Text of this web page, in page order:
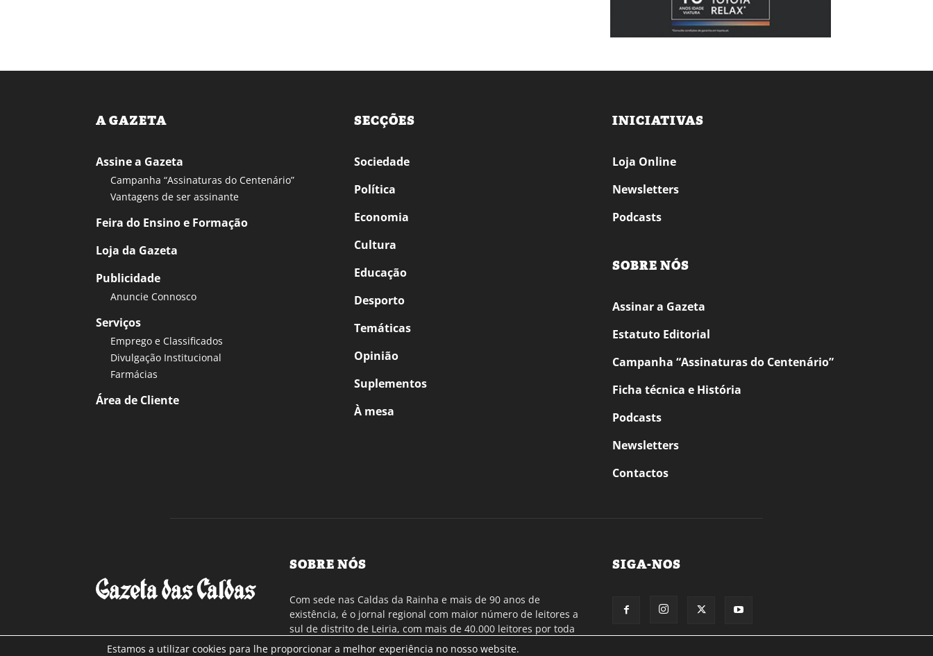
A GAZETA
Assine a Gazeta
Campanha “Assinaturas do Centenário”
Vantagens de ser assinante
Feira do Ensino e Formação
Loja da Gazeta
Publicidade
Anuncie Connosco
Serviços
Emprego e Classificados
Divulgação Institucional
Farmácias
Área de Cliente
SECÇÕES
Sociedade
Política
Economia
Cultura
Educação
Desporto
Temáticas
Opinião
Suplementos
À mesa
INICIATIVAS
Loja Online
Newsletters
Podcasts
SOBRE NÓS
Assinar a Gazeta
Estatuto Editorial
Campanha “Assinaturas do Centenário”
Ficha técnica e História
Podcasts
Newsletters
Contactos
SOBRE NÓS
Com sede nas Caldas da Rainha e mais de 90 anos de
existência, é o jornal regional com maior número de leitores a
sul de distrito de Leiria, com mais de 40.000 leitores por toda
a região Oeste. Jornal com distribuição em Portugal
SIGA-NOS
Estamos a utilizar cookies para lhe proporcionar a melhor experiência no nosso website.